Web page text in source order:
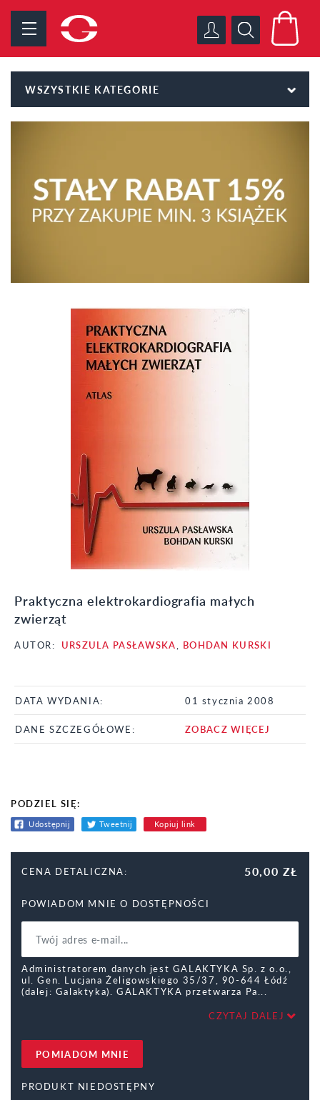
WSZYSTKIE KATEGORIE
Praktyczna elektrokardiografia małych
zwierząt
AUTOR: URSZULA PASŁAWSKA BOHDAN KURSKI
DATA WYDANIA: 01 stycznia 2008
DANE SZCZEGÓŁOWE: ZOBACZ WIĘCEJ
PODZIEL SIĘ:
Udostępnij Tweetnij Kopiuj link
CENA DETALICZNA: 50,00 ZŁ
POWIADOM MNIE O DOSTĘPNOŚCI
Administratorem danych jest GALAKTYKA Sp. z o.o.,
ul. Gen. Lucjana Żeligowskiego 35/37, 90-644 Łódź
(dalej: Galaktyka). GALAKTYKA przetwarza Pa
CZYTAJ DALEJ
POMIADOM MNIE
PRODUKT NIEDOSTĘPNY